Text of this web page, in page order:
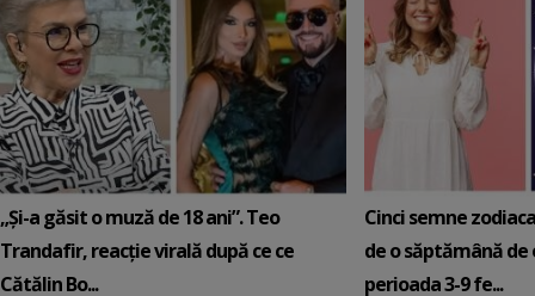
„Și-a găsit o muză de 18 ani”. Teo
Trandafir, reacție virală după ce ce
Cătălin Bo...
Cinci semne
de o săptămână de
perioada 3-9 fe...